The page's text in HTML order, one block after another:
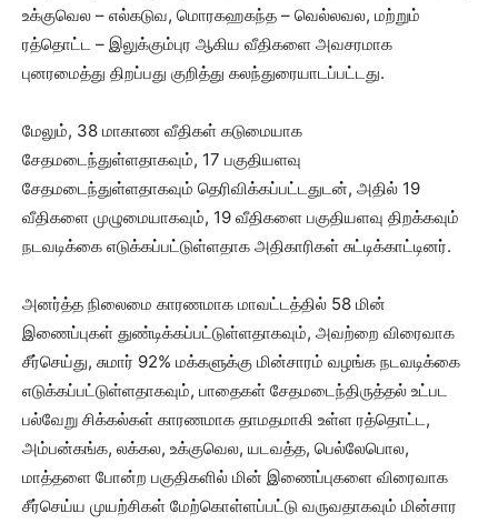
உக்குவெல – எல்கடுவ, மொரகஹகந்த – வெல்லவல, மற்றும்
ரத்தொட்ட – இலுக்கும்புர ஆகிய வீதிகளை அவசரமாக
புனரமைத்து திறப்பது குறித்து கலந்துரையாடப்பட்டது.
மேலும், 38 மாகாண வீதிகள் கடுமையாக
சேதமடைந்துள்ளதாகவும், 17 பகுதியளவு
சேதமடைந்துள்ளதாகவும் தெரிவிக்கப்பட்டதுடன், அதில் 19
வீதிகளை முழுமையாகவும், 19 வீதிகளை பகுதியளவு திறக்கவும்
நடவடிக்கை எடுக்கப்பட்டுள்ளதாக அதிகாரிகள் சுட்டிக்காட்டினர்.
அனர்த்த நிலைமை காரணமாக மாவட்டத்தில் 58 மின்
இணைப்புகள் துண்டிக்கப்பட்டுள்ளதாகவும், அவற்றை விரைவாக
சீர்செய்து, சுமார் 92% மக்களுக்கு மின்சாரம் வழங்க நடவடிக்கை
எடுக்கப்பட்டுள்ளதாகவும், பாதைகள் சேதமடைந்திருத்தல் உட்பட
பல்வேறு சிக்கல்கள் காரணமாக தாமதமாகி உள்ள ரத்தொட்ட,
அம்பன்கங்க, லக்கல, உக்குவெல, யடவத்த, பெல்லேபொல,
மாத்தளை போன்ற பகுதிகளில் மின் இணைப்புகளை விரைவாக
சீர்செய்ய முயற்சிகள் மேற்கொள்ளப்பட்டு வருவதாகவும் மின்சார